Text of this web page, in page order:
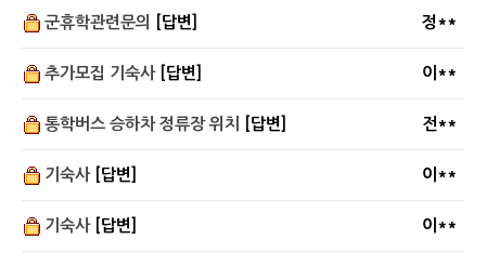
군휴학관련문의 [답변] 정**
추가모집 기숙사[답변] 이**
통학버스 승하차 정류장 위치 [답변] 전**
기숙사[답변] 이**
기숙사[답변] 이**